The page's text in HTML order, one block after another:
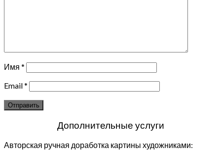
Имя *
Email*
Дополнительные услуги
Авторская ручная доработка картины художниками: